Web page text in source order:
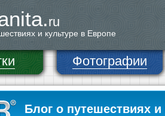
ru
и культуре в Европе
Фотографии
Блог о путешествиях